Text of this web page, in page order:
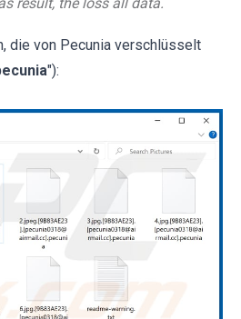
result, the loss all data.
die von Pecunia verschlüsselt
"):